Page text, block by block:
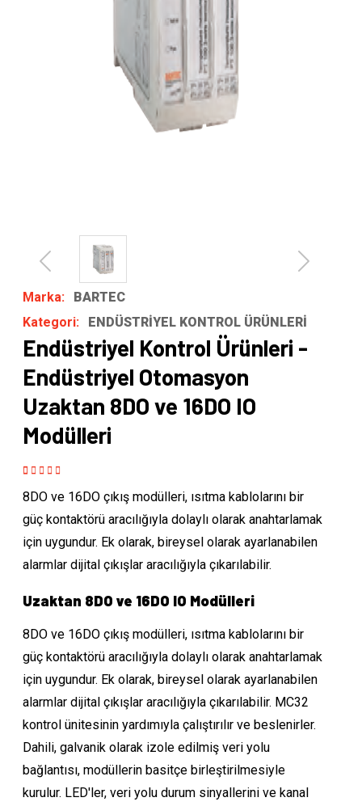
Previous
Next
Marka:
BARTEC
Kategori:
ENDÜSTRİYEL KONTROL ÜRÜNLERİ
Endüstriyel Kontrol Ürünleri -
Endüstriyel Otomasyon
Uzaktan 8DO ve 16DO IO
Modülleri
of 5 based on
rating
8DO ve 16DO çıkış modülleri, ısıtma kablolarını bir
güç kontaktörü aracılığıyla dolaylı olarak anahtarlamak
için uygundur. Ek olarak, bireysel olarak ayarlanabilen
alarmlar dijital çıkışlar aracılığıyla çıkarılabilir.
Uzaktan 8DO ve 16DO IO Modülleri
8DO ve 16DO çıkış modülleri, ısıtma kablolarını bir
güç kontaktörü aracılığıyla dolaylı olarak anahtarlamak
için uygundur. Ek olarak, bireysel olarak ayarlanabilen
alarmlar dijital çıkışlar aracılığıyla çıkarılabilir. MC32
kontrol ünitesinin yardımıyla çalıştırılır ve beslenirler.
Dahili, galvanik olarak izole edilmiş veri yolu
bağlantısı, modüllerin basitçe birleştirilmesiyle
kurulur. LED'ler, veri yolu durum sinyallerini ve kanal